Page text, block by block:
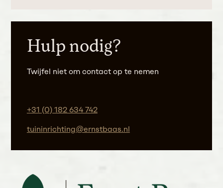
Hulp nodig?
Twijfel niet om contact op te nemen
+31 (0) 182 634 742
tuininrichting@ernstbaas.nl